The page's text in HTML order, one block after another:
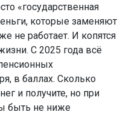
«государственная
которые заменяют
не работает. И копятся
С 2025 года всё
в баллах. Сколько
и получите, но при
быть не ниже